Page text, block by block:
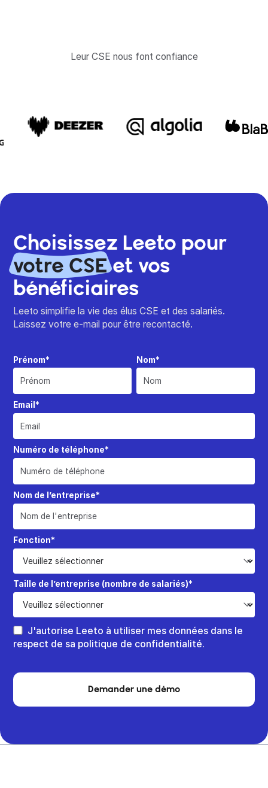
Leur CSE nous font confiance
Choisissez Leeto pour
votre CSEet vos
bénéficiaires
Leeto simplifie la vie des élus CSE et des salariés.
Laissez votre e-mail pour être recontacté.
Prénom* Nom*
Email*
Numéro de téléphone*
Nom de l’entreprise*
Fonction*
Taille de l’entreprise (nombre de salariés)*
J'autorise Leeto à utiliser mes données dans le
respect de sa politique de confidentialité.
Demander une démo